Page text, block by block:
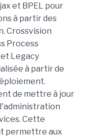
et BPEL pour
à partir des
Crossvision
Process
Legacy
à partir de
de mettre à jour
Cette
permettre aux